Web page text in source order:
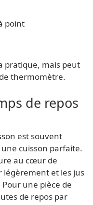
point
pratique, mais peut
de thermomètre.
de repos
est souvent
cuisson parfaite.
au cœur de
légèrement et les jus
une pièce de
de repos par